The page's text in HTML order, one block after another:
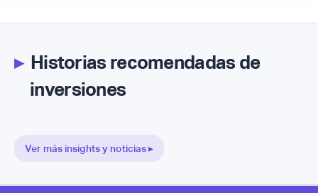
▸Historias recomendadas de
inversiones
Ver más insights y noticias ▸